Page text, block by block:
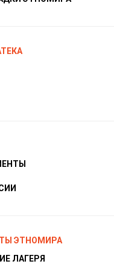
ЭТНОМИРА
ЛАГЕРЯ